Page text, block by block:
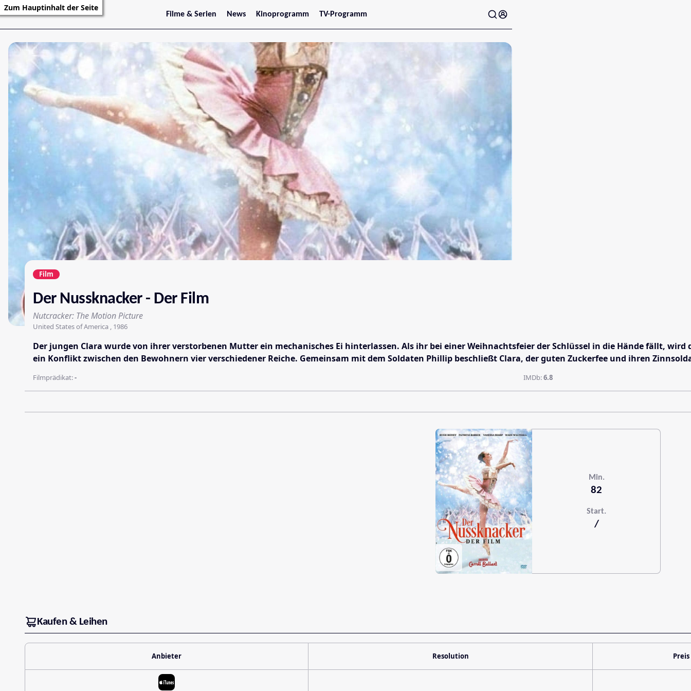
Zum Hauptinhalt der Seite
Filme & Serien
Trailer
Filmarchiv
Serienarchiv
News
Stars
Kinoprogramm
Jetzt im Kino
Wien
Niederösterreich
Oberösterreich
Steiermark
Burgenland
Kärnten
Salzburg
Tirol
Vorarlberg
TV-Programm
Film
Der Nussknacker - Der Film
Nutcracker: The Motion Picture
United States of America , 1986
Der jungen Clara wurde von ihrer verstorbenen Mutter ein mechanisches Ei hinterlassen. Als ihr bei einer Weihnachtsfeier der Schlüssel in die Hände fällt,
ein Konflikt zwischen den Bewohnern vier verschiedener Reiche. Gemeinsam mit dem Soldaten Phillip beschließt Clara, der guten Zuckerfee und ihren
Filmprädikat:- IMDb:6.8
Min.
82
Start.
/
Kaufen & Leihen
Anbieter Resolution Preis